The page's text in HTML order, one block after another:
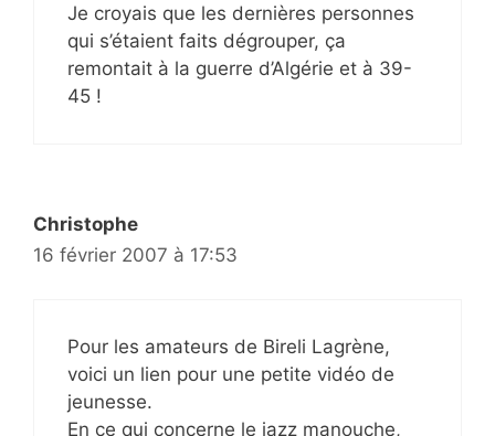
Je croyais que les dernières personnes
qui s’étaient faits dégrouper, ça
remontait à la guerre d’Algérie et à 39-
45 !
Christophe
16 février 2007 à 17:53
Pour les amateurs de Bireli Lagrène,
voici un lien pour une petite vidéo de
jeunesse.
En ce qui concerne le jazz manouche,